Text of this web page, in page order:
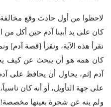
لاحظوا من أول حادث وقع
كان على يد أبينا آدم حين أكل
نقرأ هذه الآية، ونقرأ [قصة آدم]
كان همه هو أن يبحث عن كيف
آدم إثم، يحاول أن يحافظ على
على جهة التأويل، أو أنه كان
ولم ينه عن شجرة بعينها